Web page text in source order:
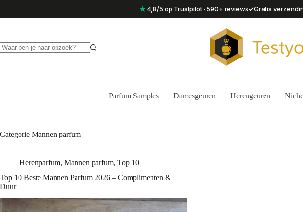
★4,8/5 op Trustpilot · 590+ reviews✓Gratis
Parfum Samples Damesgeuren Herengeuren
Categorie Mannen parfum
Herenparfum, Mannen parfum, Top 10
Top 10 Beste Mannen Parfum 2026 – Complimenten &
Duur